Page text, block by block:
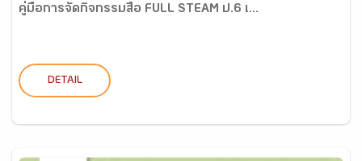
คู่มือการจัดกิจกรรมสื่อ FULL STEAM ป.6 เ...
DETAIL